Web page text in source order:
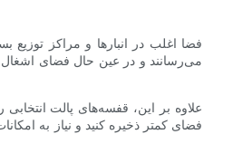
فضا اغلب در انبارها و مراکز
می‌رسانند و در عین حال فضای اشغال
علاوه بر این، قفسه‌های پالت
فضای کمتر ذخیره کنید و نیاز به